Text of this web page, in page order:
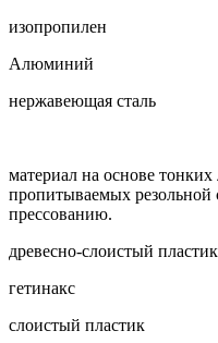
изопропилен
Алюминий
нержавеющая сталь
материал на основе
пропитываемых резольной
прессованию.
древесно-слоистый
гетинакс
слоистый пластик